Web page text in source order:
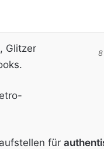
Glitzer
für